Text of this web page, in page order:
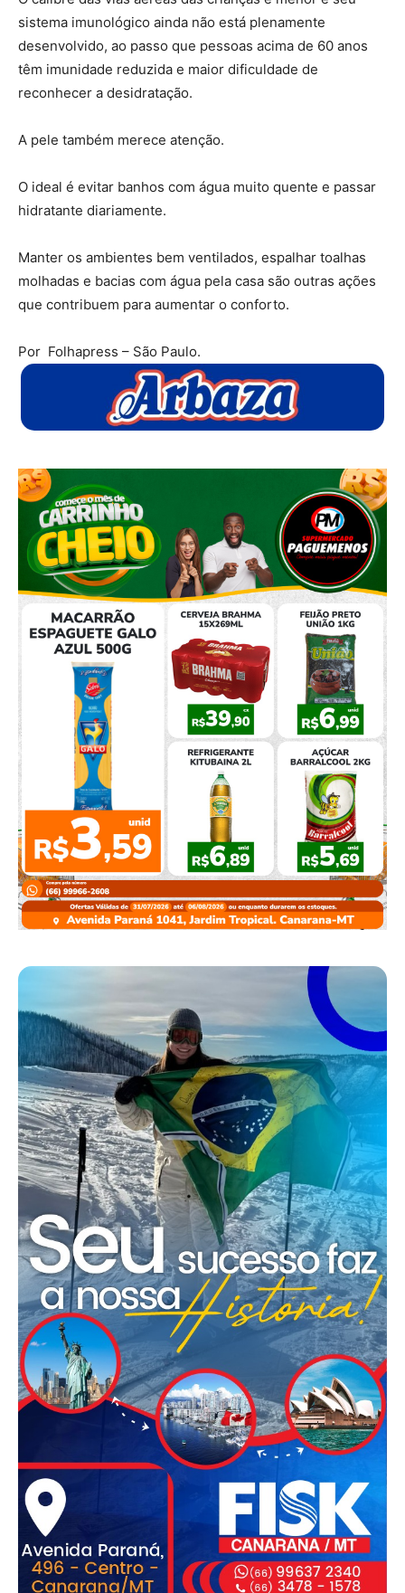
sistema imunológico ainda não está plenamente
desenvolvido, ao passo que pessoas acima de 60 anos
têm imunidade reduzida e maior dificuldade de
reconhecer a desidratação.
A pele também merece atenção.
O ideal é evitar banhos com água muito quente e passar
hidratante diariamente.
Manter os ambientes bem ventilados, espalhar toalhas
molhadas e bacias com água pela casa são outras ações
que contribuem para aumentar o conforto.
Por Folhapress – São Paulo.